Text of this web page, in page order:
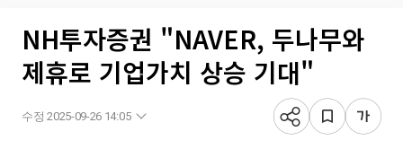
NH투자증권 "NAVER, 두나무와
제휴로 기업가치 상승 기대"
수정 2025-09-26 14:05